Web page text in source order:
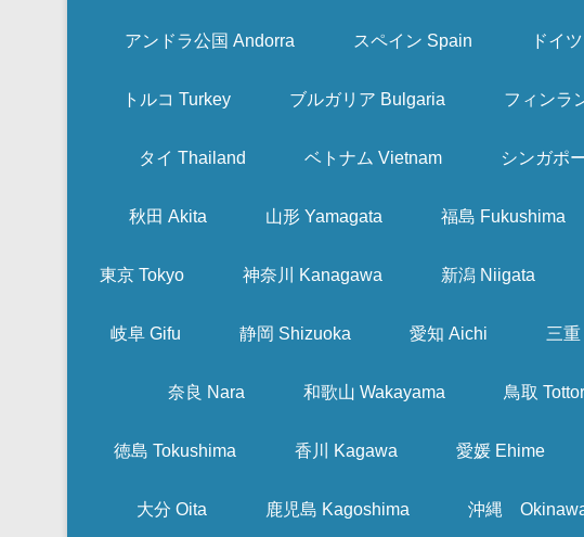
アンドラ公国 Andorra スペイン Spain ドイ
トルコ Turkey ブルガリア Bulgaria フィンラ
タイ Thailand ベトナム Vietnam シンガポ
秋田 Akita 山形 Yamagata 福島 Fukushima
東京 Tokyo 神奈川 Kanagawa 新潟 Niigata
岐阜 Gifu 静岡 Shizuoka 愛知 Aichi 三
奈良 Nara 和歌山 Wakayama 鳥取
徳島 Tokushima 香川 Kagawa 愛媛 Ehime
大分 Oita 鹿児島 Kagoshima 沖縄